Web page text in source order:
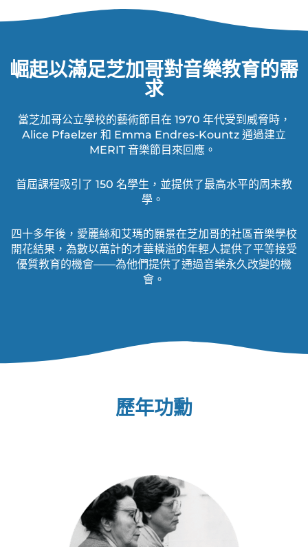
崛起以滿足芝加哥對音樂教育的需
求
當芝加哥公立學校的藝術節目在 1970 年代受到威脅時，
Alice Pfaelzer 和 Emma Endres-Kountz 通過建立
MERIT 音樂節目來回應。
首屆課程吸引了 150 名學生，並提供了最高水平的周末教
學。
四十多年後，愛麗絲和艾瑪的願景在芝加哥的社區音樂學校
開花結果，為數以萬計的才華橫溢的年輕人提供了平等接受
優質教育的機會——為他們提供了通過音樂永久改變的機
會。
歷年功勳